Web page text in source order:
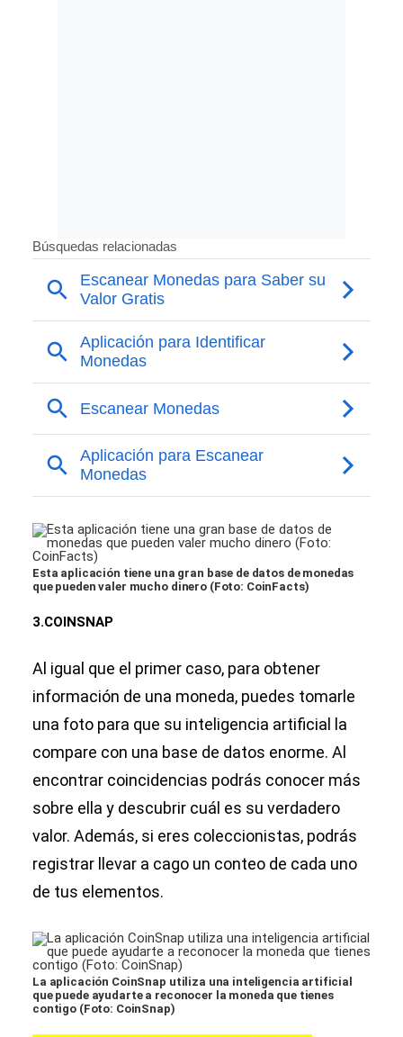
Esta aplicación tiene una gran base de datos de monedas
que pueden valer mucho dinero (Foto: CoinFacts)
3.COINSNAP
Al igual que el primer caso, para obtener
información de una moneda, puedes tomarle
una foto para que su inteligencia artificial la
compare con una base de datos enorme. Al
encontrar coincidencias podrás conocer más
sobre ella y descubrir cuál es su verdadero
valor. Además, si eres coleccionistas, podrás
registrar llevar a cago un conteo de cada uno
de tus elementos.
La aplicación CoinSnap utiliza una inteligencia artificial
que puede ayudarte a reconocer la moneda que tienes
contigo (Foto: CoinSnap)